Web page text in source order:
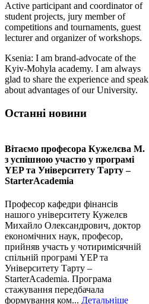
Active participant and coordinator of
student projects, jury member of
competitions and tournaments, guest
lecturer and organizer of workshops.
Ksenia: I am brand-advocate of the
Kyiv-Mohyla academy. I am always
glad to share the experience and speak
about advantages of our University.
Останні новини
Вітаємо професора Кужелєва М.
з успішною участю у програмі
YEP та Університету Тарту –
StarterAcademia
Професор кафедри фінансів
нашого університету Кужелєв
Михайло Олександрович, доктор
економічних наук, професор,
прийняв участь у чотиримісячній
спільній програмі YEP та
Університету Тарту –
StarterAcademia. Програма
стажування передбачала
формування ком... Детальніше